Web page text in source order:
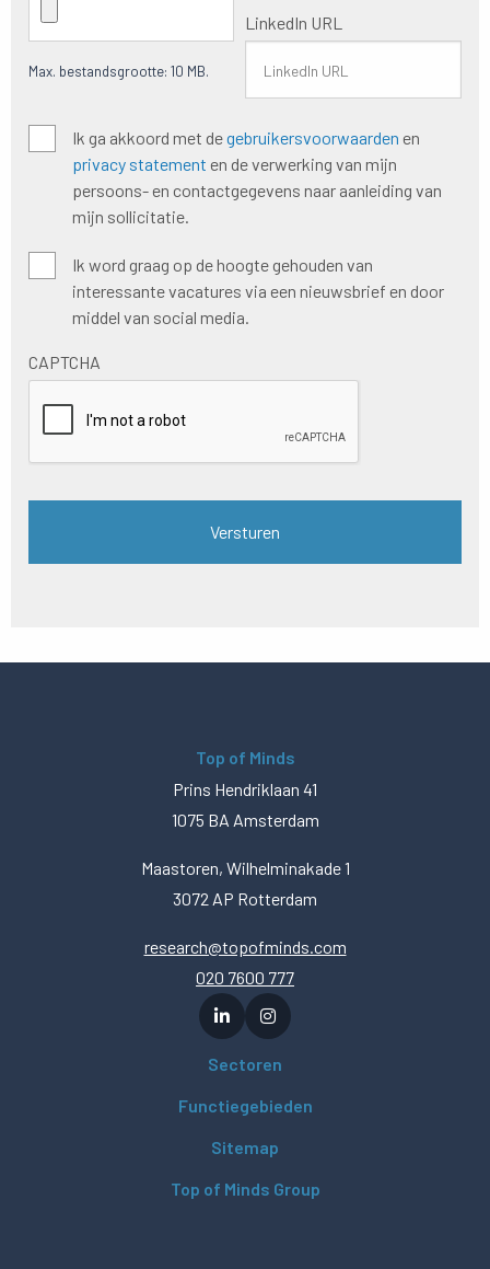
Max. bestandsgrootte: 10 MB.
LinkedIn URL
Algemene
voorwaarden
*
Ik ga akkoord met degebruikersvoorwaarden en
privacy statement en de verwerking van mijn
persoons- en contactgegevens naar aanleiding van
mijn sollicitatie.
Hoogte
houden
nieuwsbrief
Ik word graag op de hoogte gehouden van
interessante vacatures via een nieuwsbrief en door
middel van social media.
CAPTCHA
Top of Minds
Prins Hendriklaan 41
1075 BA Amsterdam
Maastoren, Wilhelminakade 1
3072 AP Rotterdam
research@topofminds.com
020 7600 777
Sectoren
Functiegebieden
Sitemap
Top of Minds Group